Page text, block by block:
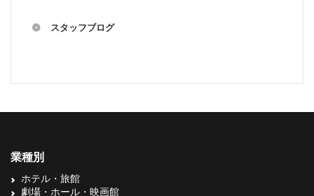
スタッフブログ
業種別
ホテル・旅館
劇場・ホール・映画館